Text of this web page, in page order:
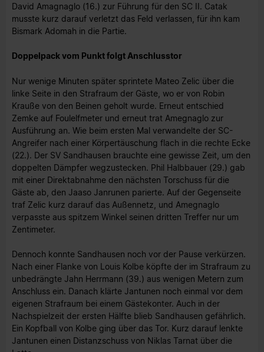
David Amagnaglo (16.) zur Führung für den SC II. Catak
musste kurz darauf verletzt das Feld verlassen, für ihn kam
Bismark Adomah in die Partie.
Doppelpack vom Punkt folgt Anschlusstor
Nur wenige Minuten später sprintete Mateo Zelic über die
linke Seite in den Strafraum der Gäste, wo er von Robin
Krauße von den Beinen geholt wurde. Erneut entschied
Zemke auf Foulelfmeter und erneut trat Amegnaglo zur
Ausführung an. Wie beim ersten Mal verwandelte der SC-
Angreifer nach einer Körpertäuschung flach in die rechte Ecke
(22.). Der SV Sandhausen brauchte eine gewisse Zeit, um den
doppelten Dämpfer wegzustecken. Phil Halbbauer (29.) gab
mit einer Direktabnahme den nächsten Torschuss für die
Gäste ab, den Jaaso Janrunen parierte. Auf der Gegenseite
traf Zelic kurz darauf das Außennetz, und Amegnaglo
verpasste aus spitzem Winkel seinen dritten Treffer nur um
Zentimeter.
Dennoch konnte Sandhausen noch vor der Pause verkürzen.
Nach einer Flanke von Louis Kolbe köpfte der im Strafraum zu
unbedrängte Jahn Herrmann (39.) aus wenigen Metern zum
Anschluss ein. Danach klärte Jantunen noch einmal vor dem
eigenen Strafraum bei einem Gästekonter. Auch in der
Nachspielzeit der ersten Hälfte blieb Sandhausen gefährlich.
Ein Kopfball von Kolbe ging über das Tor. Kurz darauf lenkte
Jantunen einen Distanzschuss von Niklas Tarnat über die